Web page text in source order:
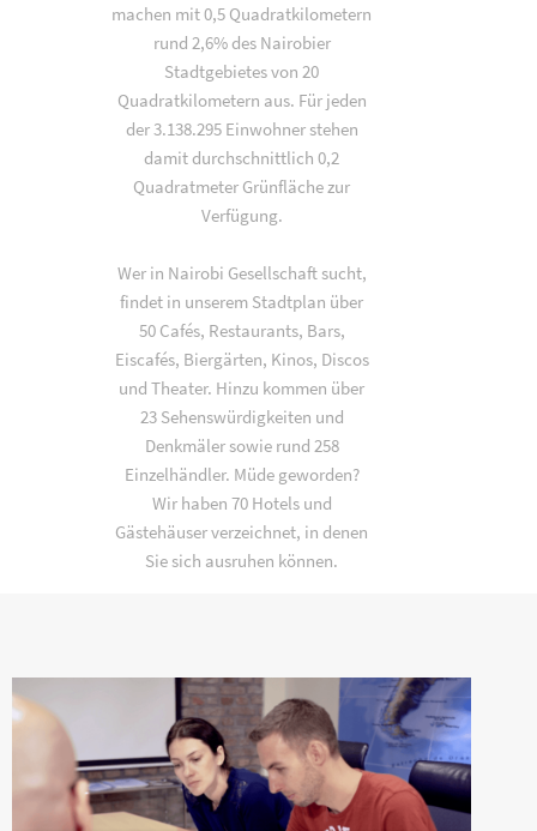
machen mit 0,5 Quadratkilometern
rund 2,6% des Nairobier
Stadtgebietes von 20
Quadratkilometern aus. Für jeden
der 3.138.295 Einwohner stehen
damit durchschnittlich 0,2
Quadratmeter Grünfläche zur
Verfügung.
Wer in Nairobi Gesellschaft sucht,
findet in unserem Stadtplan über
50 Cafés, Restaurants, Bars,
Eiscafés, Biergärten, Kinos, Discos
und Theater. Hinzu kommen über
23 Sehenswürdigkeiten und
Denkmäler sowie rund 258
Einzelhändler. Müde geworden?
Wir haben 70 Hotels und
Gästehäuser verzeichnet, in denen
Sie sich ausruhen können.